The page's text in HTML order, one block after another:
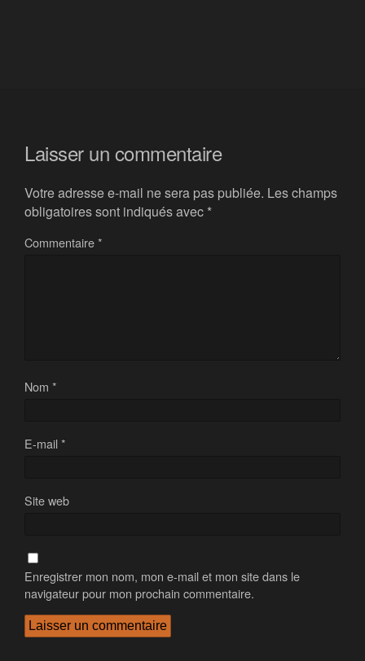
Laisser un commentaire
Votre adresse e-mail ne sera pas publiée. Les champs
obligatoires sont indiqués avec *
Commentaire*
Nom *
E-mail*
Site web
Enregistrer mon nom, mon e-mail et mon site dans le
navigateur pour mon prochain commentaire.